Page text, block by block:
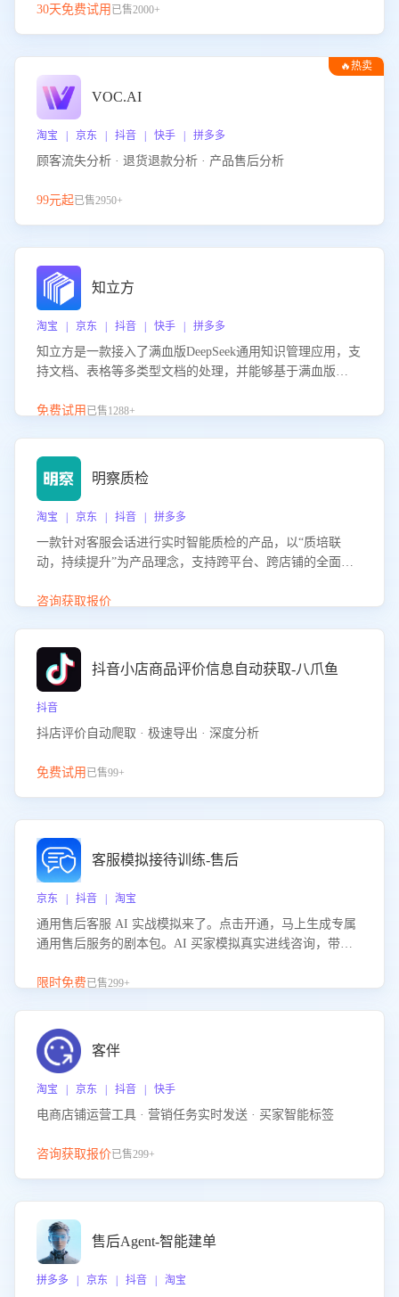
30天免费试用 已售2000+
🔥热卖
VOC.AI
淘宝 | 京东 | 抖音 | 快手 | 拼多多
顾客流失分析 · 退货退款分析 · 产品售后分析
99元起已售2950+
知立方
淘宝 | 京东 | 抖音 | 快手 | 拼多多
知立方是一款接入了满血版DeepSeek通用知识管理应用，支
持文档、表格等多类型文档的处理，并能够基于满血版
识支持，帮助用户高效管理和利用知识资源。通过该产品，
免费试用 已售1288+
明察质检
淘宝 | 京东 | 抖音 | 拼多多
一款针对客服会话进行实时智能质检的产品，以“质培联
动，持续提升”为产品理念，支持跨平台、跨店铺的全面、
升客服团队的销服能力。
咨询获取报价
抖音小店商品评价信息自动获取-八爪鱼
抖音
抖店评价自动爬取 · 极速导出 · 深度分析
免费试用 已售99+
客服模拟接待训练-售后
京东 | 抖音 | 淘宝
通用售后客服 AI 实战模拟来了。点击开通，马上生成专属
通用售后服务的剧本包。AI 买家模拟真实进线咨询，带您
的应对要点，轻松提升服务能力。
限时免费已售299+
客伴
淘宝 | 京东 | 抖音 | 快手
电商店铺运营工具 · 营销任务实时发送 · 买家智能标签
咨询获取报价已售299+
售后Agent-智能建单
拼多多 | 京东 | 抖音 | 淘宝